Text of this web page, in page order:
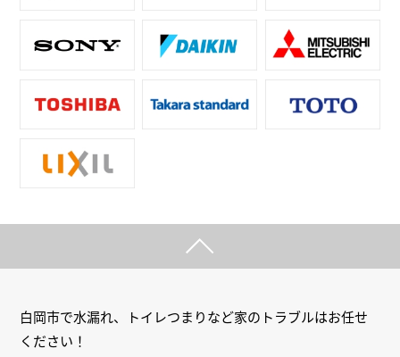
白岡市で水漏れ、トイレつまりなど家のトラブルはお任せ
ください！